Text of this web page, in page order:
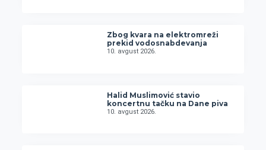
Zbog kvara na elektromreži
prekid vodosnabdevanja
10. avgust 2026.
Halid Muslimović stavio
koncertnu tačku na Dane piva
10. avgust 2026.